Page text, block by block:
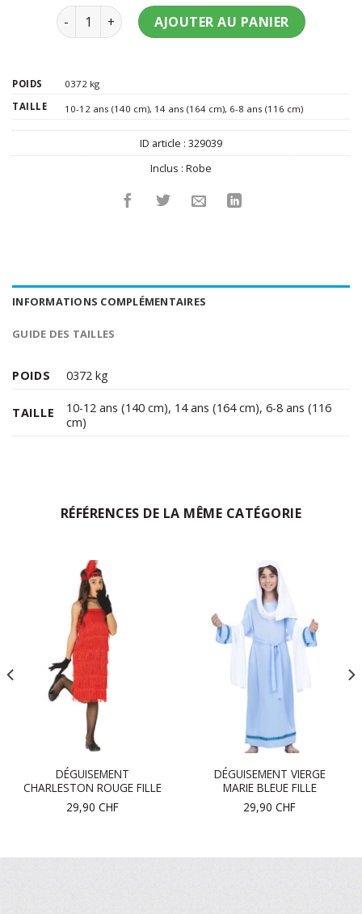
quantité de Déguisement robe guerrière fille
AJOUTER AU PANIER
POIDS
0372 kg
TAILLE
10-12 ans (140 cm), 14 ans (164 cm), 6-8 ans (116 cm)
ID article : 329039
Inclus : Robe
INFORMATIONS COMPLÉMENTAIRES
GUIDE DES TAILLES
POIDS 0372 kg
TAILLE 10-12 ans (140 cm), 14 ans (164 cm),6-8 ans (116
cm)
RÉFÉRENCES DE LA MÊME CATÉGORIE
DÉGUISEMENT
CHARLESTON ROUGE FILLE
29,90 CHF
DÉGUISEMENT VIERGE
MARIE BLEUE FILLE
29,90 CHF